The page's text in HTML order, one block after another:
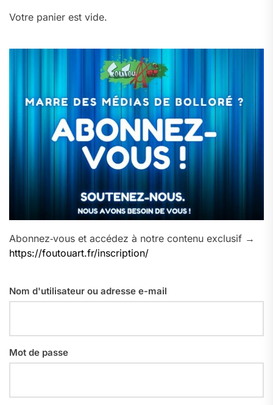
Votre panier est vide.
Abonnez‑vous et accédez à notre contenu exclusif →
https://foutouart.fr/inscription/
Nom d'utilisateur ou adresse e-mail
Mot de passe